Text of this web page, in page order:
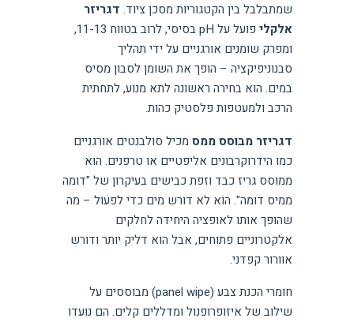
שמתבלבל בין הקטגוריות מסכן ציוד. דגריזר
אלקלי
פועל על pH בסיסי, לרוב בטווח 11-13,
ומפרק שומנים אורגניים על ידי תהליך
סבנוניפיקציה – הופך את השומן לסבון מסיס
במים. הוא בחירה ראשונה לתא מנוע, לתחתית
הרכב ולמעטפות פלסטיק כהות.
דגריזר מבוסס ממסמכיל סולבנטים אורגניים
כמו הידרוקרבונים אליפטיים או טרפנים. הוא
ממוסס גריז כבד וזפת כבישים בעיקרון של "דומה
ממיס דומה". הוא לא דורש מים כדי לפעול – מה
שהופך אותו לאופציה היחידה לחלקים
אלקטרוניים פתוחים, אבל הוא דליק יותר ודורש
אוורור קפדני.
חומרי הכנת צבע (panel wipe) מבוססים על
שילוב של איזופרופנול ומדללים קלים. הם נועדו